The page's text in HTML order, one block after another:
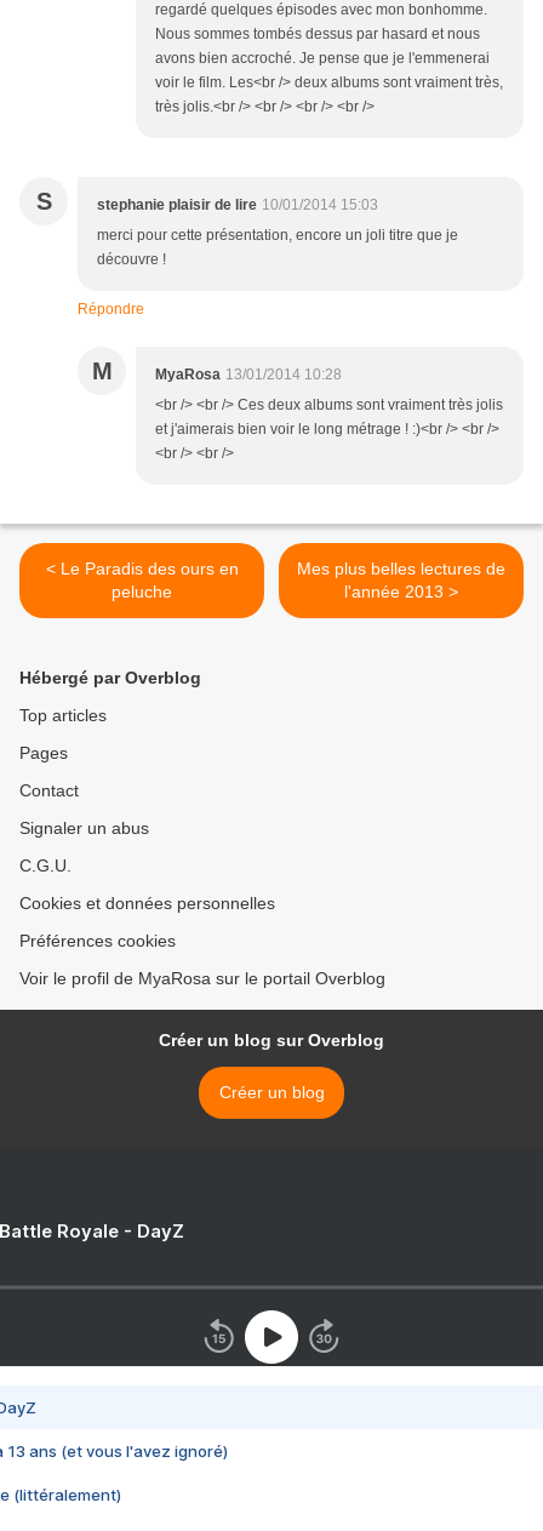
regardé quelques épisodes avec mon bonhomme.
Nous sommes tombés dessus par hasard et nous
avons bien accroché. Je pense que je l'emmenerai
voir le film. Les<br /> deux albums sont vraiment très,
très jolis.<br /> <br /> <br /> <br />
S stephanie plaisir de lire 10/01/2014 15:03
merci pour cette présentation, encore un joli titre que je
découvre !
Répondre
M MyaRosa 13/01/2014 10:28
<br /> <br /> Ces deux albums sont vraiment très jolis
et j'aimerais bien voir le long métrage ! :)<br /> <br />
<br /> <br />
< Le Paradis des ours en
peluche
Mes plus belles lectures de
l'année 2013 >
Hébergé par Overblog
Top articles
Pages
Contact
Signaler un abus
C.G.U.
Cookies et données personnelles
Préférences cookies
Voir le profil de MyaRosa sur le portail Overblog
Créer un blog sur Overblog
Créer un blog
Royale - DayZ
13 ans (et vous l'avez ignoré)
(littéralement)